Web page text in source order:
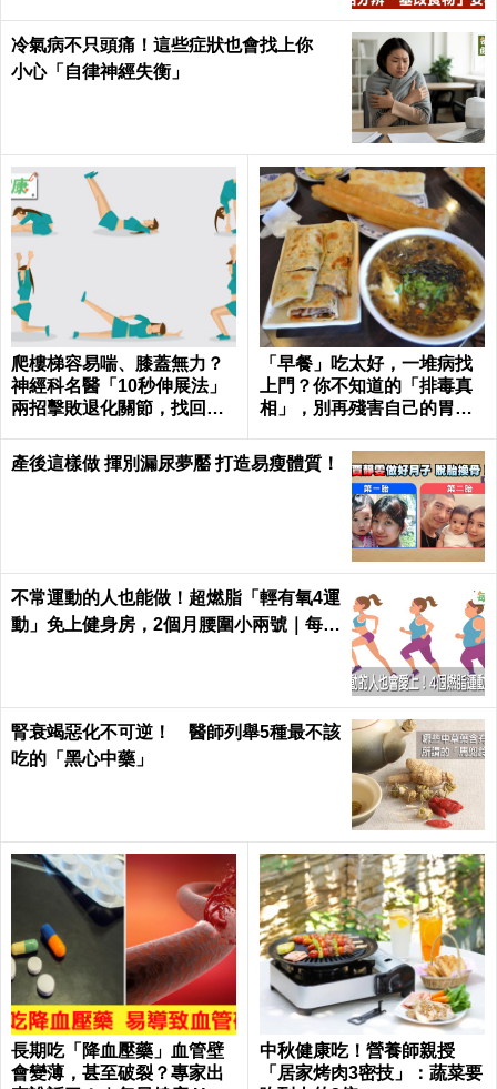
冷氣病不只頭痛！這些症狀也會找上你
小心「自律神經失衡」
爬樓梯容易喘、膝蓋無力？
神經科名醫「10秒伸展法」
兩招擊敗退化關節，找回年
alth
「早餐」吃太好，一堆病找
上門？你不知道的「排毒真
相」，別再殘害自己的胃
產後這樣做 揮別漏尿夢靨 打造易瘦體質！
不常運動的人也能做！超燃脂「輕有氧4運
動」免上健身房，2個月腰圍小兩號｜每日
腎衰竭惡化不可逆！ 醫師列舉5種最不該
吃的「黑心中藥」
長期吃「降血壓藥」血管壁
會變薄，甚至破裂？專家出
中秋健康吃！營養師親授
「居家烤肉3密技」：蔬菜要